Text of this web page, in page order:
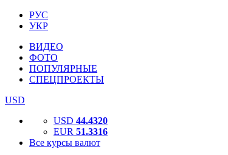
РУС
УКР
ВИДЕО
ФОТО
ПОПУЛЯРНЫЕ
СПЕЦПРОЕКТЫ
USD
USD 44.4320
EUR 51.3316
Все курсы валют